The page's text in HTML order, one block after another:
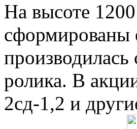
На высоте
сформированы
производилась
ролика. В
2сд-1,2 и